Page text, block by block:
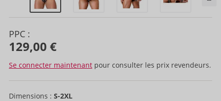
PPC :
129,00 €
Se connecter maintenant pour consulter les prix revendeurs.
Dimensions : S-2XL